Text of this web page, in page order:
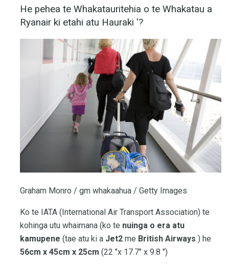
He pehea te Whakatauritehia o te Whakatau a
Ryanair ki etahi atu Hauraki '?
Graham Monro / gm whakaahua / Getty Images
Ko te IATA (International Air Transport Association) te
kohinga utu whaimana (ko te nuinga o era atu
kamupene (tae atu ki a Jet2 me British Airways ) he
56cm x 45cm x 25cm (22 "x 17.7" x 9.8 ")